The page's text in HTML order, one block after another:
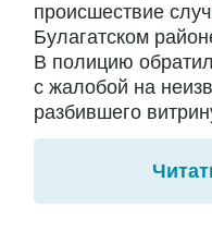
происшествие
Булагатском
В полицию
с жалобой на
разбившего